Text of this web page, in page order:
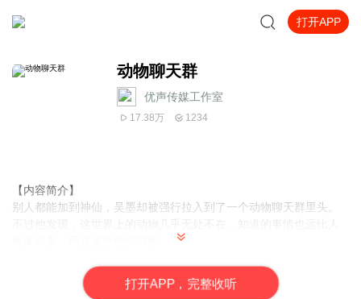
打开APP
动物聊天群
优声传媒工作室
17.38万 1234
【内容简介】
别人都能加到神仙，吴墨却被强行拉入到了一个动物聊天群里头。
现场情况、世界各地秘闻、动物们的家长里短、疾病来源信息等
打开APP，完整收听